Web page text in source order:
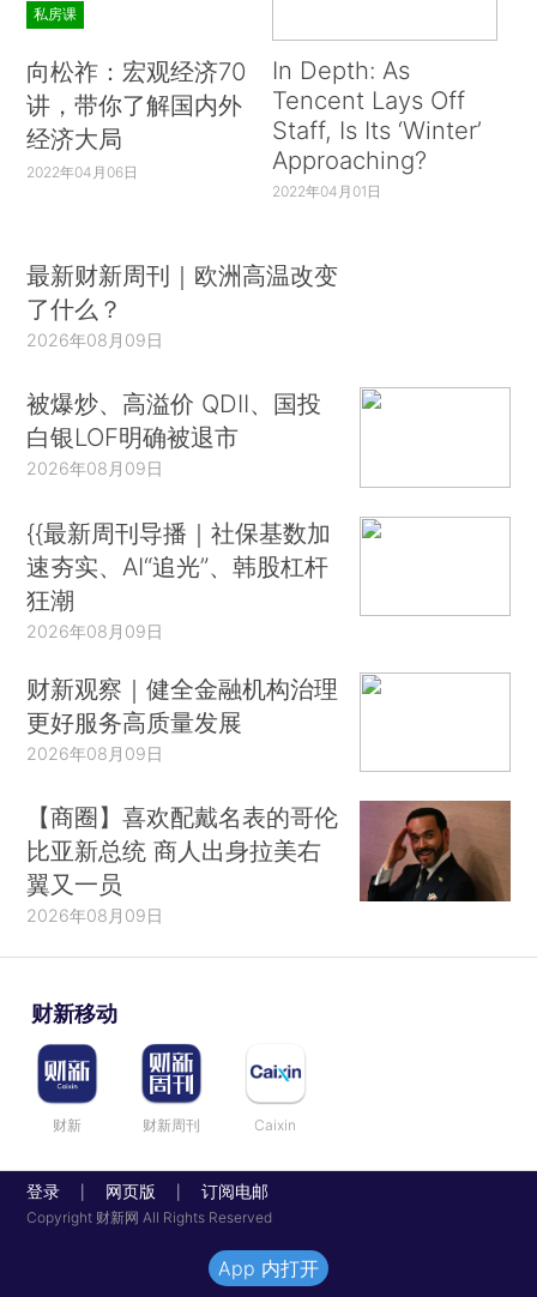
私房课
向松祚：宏观经济70
讲，带你了解国内外
经济大局
2022年04月06日
In Depth: As
Tencent Lays Off
Staff, Is Its ‘Winter’
Approaching?
2022年04月01日
最新财新周刊｜欧洲高温改变
了什么？
2026年08月09日
被爆炒、高溢价 QDII、国投
白银LOF明确被退市
2026年08月09日
{{最新周刊导播｜社保基数加
速夯实、AI“追光”、韩股杠杆
狂潮
2026年08月09日
财新观察｜健全金融机构治理
更好服务高质量发展
2026年08月09日
【商圈】喜欢配戴名表的哥伦
比亚新总统 商人出身拉美右
翼又一员
2026年08月09日
财新移动
财新 财新周刊 Caixin
登录 网页版 订阅电邮
Copyright 财新网 All Rights Reserved
App 内打开